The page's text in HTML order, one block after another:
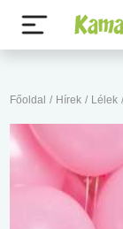
Főoldal / Hírek / Lélek /